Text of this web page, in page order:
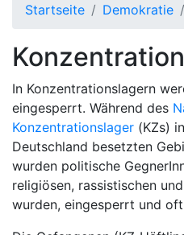
Startseite
Demokratie
In Konzentrationslagern
eingesperrt. Während des
Konzentrationslager (KZs)
Deutschland besetzten
wurden politische
religiösen, rassistischen
wurden, eingesperrt und